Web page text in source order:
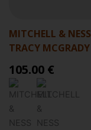
MITCHELL & NESS
TRACY MCGRADY
105.00 €